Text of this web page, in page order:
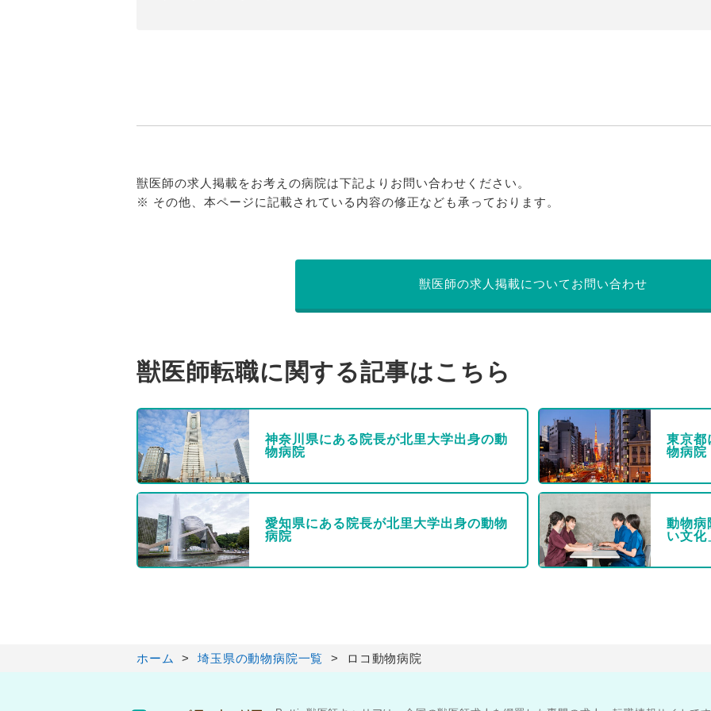
獣医師の求人掲載をお考えの病院は下記よりお問い合わせください。
※ その他、本ページに記載されている内容の修正なども承っております。
獣医師の求人掲載についてお問い合わせ
獣医師転職に関する記事はこちら
神奈川県にある院長が北里大学出身の動
物病院
東京都
物病院
愛知県にある院長が北里大学出身の動物
病院
動物病
い文化
ホーム 埼玉県の動物病院一覧 ロコ動物病院